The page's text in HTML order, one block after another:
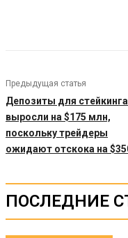
Предыдущая статья
Депозиты для стейкинга
выросли на $175 млн,
поскольку трейдеры
ожидают отскока на
ПОСЛЕДНИЕ